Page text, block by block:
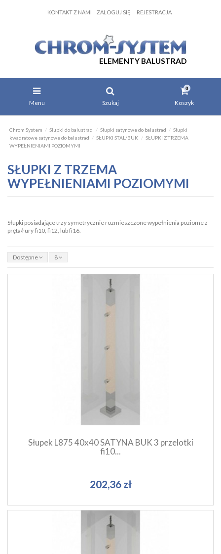
KONTAKT Z NAMI ZALOGUJ SIĘ REJESTRACJA
ELEMENTY BALUSTRAD
Menu Szukaj
0
Koszyk
Chrom System Słupki do balustrad Słupki satynowe do balustrad
Słupki
kwadratowe satynowe do balustrad
SŁUPKI STAL/BUK
SŁUPKI Z TRZEMA
WYPEŁNIENIAMI POZIOMYMI
SŁUPKI Z TRZEMA
WYPEŁNIENIAMI POZIOMYMI
Słupki posiadające trzy symetrycznie rozmieszczone wypełnienia poziome z
pręta/rury fi10, fi12, lub fi16.
Dostępne 8
Słupek L875 40x40 SATYNA BUK 3 przelotki
fi10...
202,36 zł